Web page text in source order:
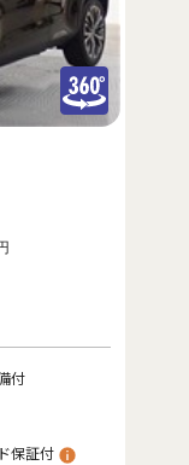
付
保証付